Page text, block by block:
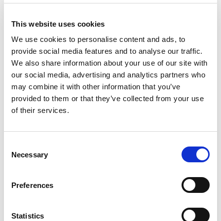
This website uses cookies
We use cookies to personalise content and ads, to
provide social media features and to analyse our traffic.
We also share information about your use of our site with
our social media, advertising and analytics partners who
may combine it with other information that you’ve
provided to them or that they’ve collected from your use
of their services.
Selection
Necessary
Preferences
Statistics